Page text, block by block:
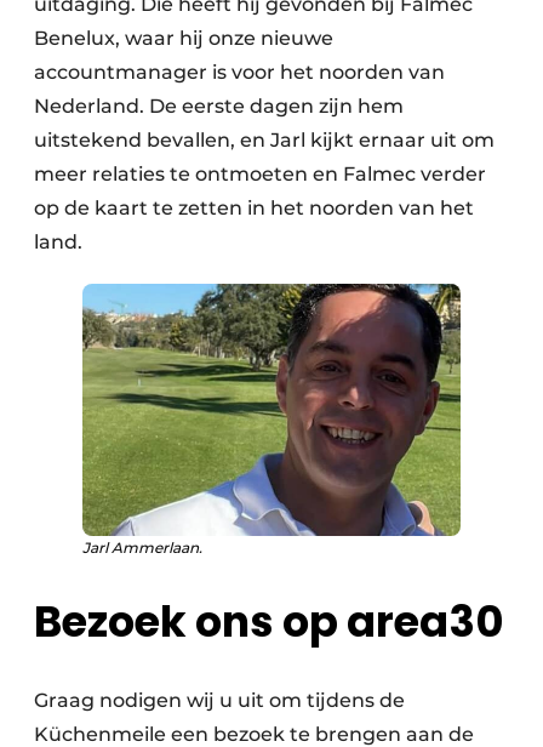
Benelux, waar hij onze nieuwe
accountmanager is voor het noorden van
Nederland. De eerste dagen zijn hem
uitstekend bevallen, en Jarl kijkt ernaar uit om
meer relaties te ontmoeten en Falmec verder
op de kaart te zetten in het noorden van het
land.
Jarl Ammerlaan.
Bezoek ons op area30
Graag nodigen wij u uit om tijdens de
Küchenmeile een bezoek te brengen aan de